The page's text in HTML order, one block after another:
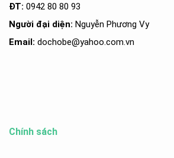
ĐT: 0942 80 80 93
Người đại diện: Nguyễn Phương Vy
Email: dochobe@yahoo.com.vn
Chính sách